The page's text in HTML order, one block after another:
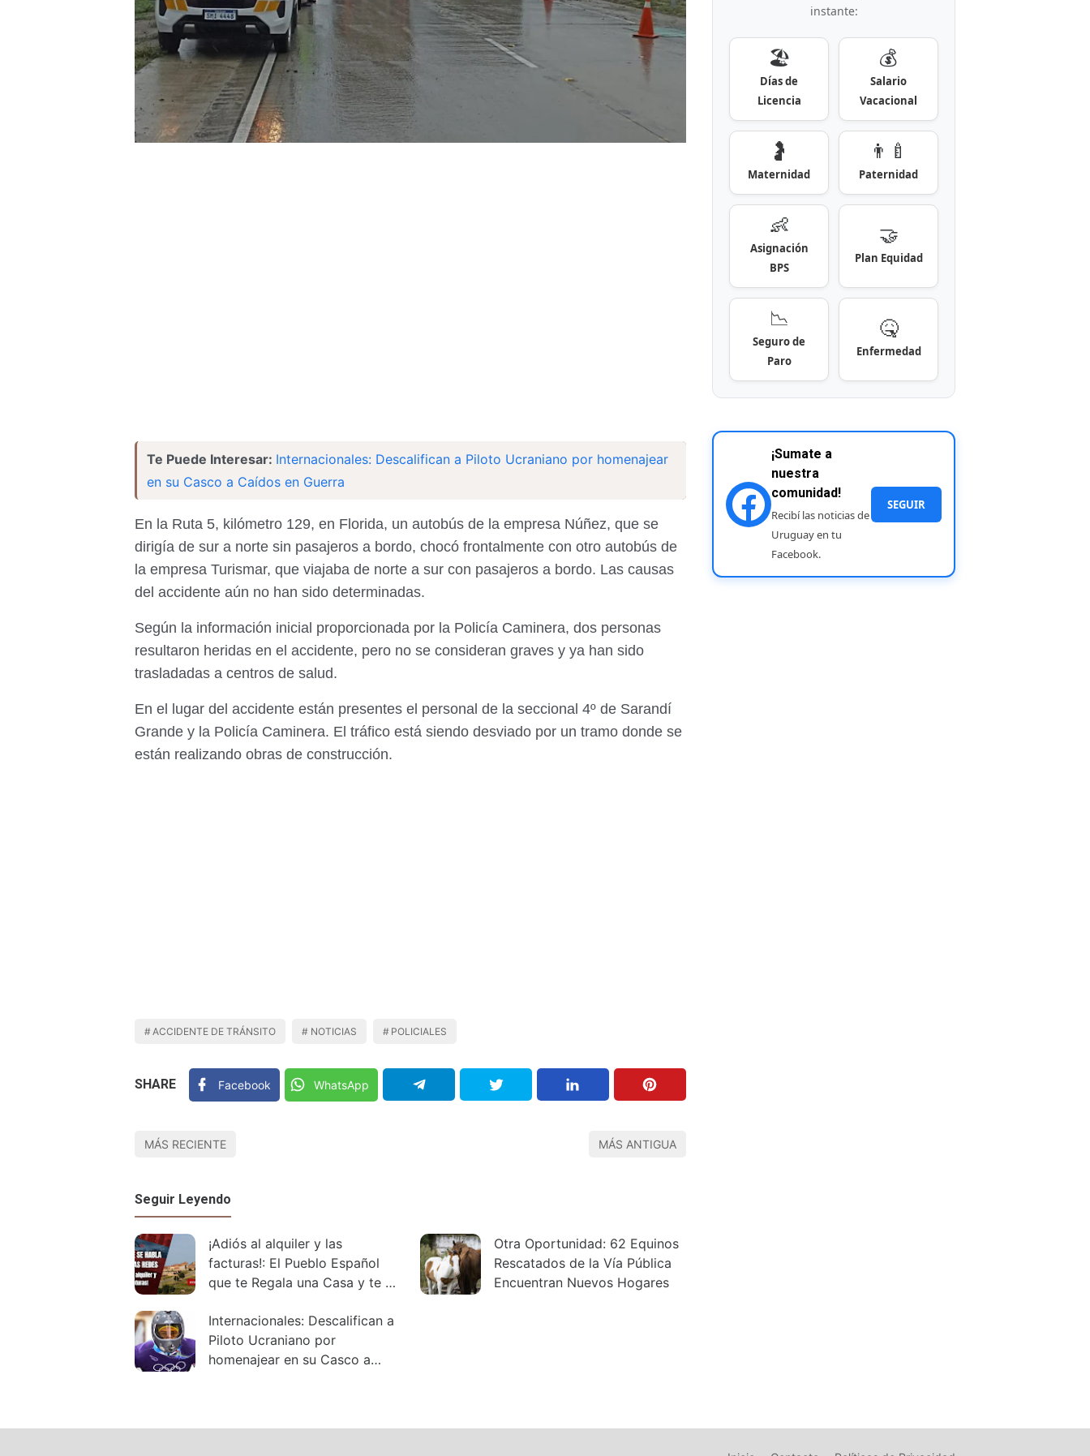
Te Puede Interesar: Internacionales: Descalifican a Piloto Ucraniano por homenajear
en su Casco a Caídos en Guerra
En la Ruta 5, kilómetro 129, en Florida, un autobús de la empresa Núñez, que se
dirigía de sur a norte sin pasajeros a bordo, chocó frontalmente con otro autobús de
la empresa Turismar, que viajaba de norte a sur con pasajeros a bordo. Las causas
del accidente aún no han sido determinadas.
Según la información inicial proporcionada por la Policía Caminera, dos personas
resultaron heridas en el accidente, pero no se consideran graves y ya han sido
trasladadas a centros de salud.
En el lugar del accidente están presentes el personal de la seccional 4º de Sarandí
Grande y la Policía Caminera. El tráfico está siendo desviado por un tramo donde se
están realizando obras de construcción.
ACCIDENTE DE TRÁNSITO NOTICIAS POLICIALES
SHARE Facebook WhatsApp
MÁS RECIENTE MÁS ANTIGUA
Seguir Leyendo
¡Adiós al alquiler y las
facturas!: El Pueblo Español
que te Regala una Casa y te da
Otra Oportunidad: 62 Equinos
Rescatados de la Vía Pública
Encuentran Nuevos Hogares
Internacionales: Descalifican a
Piloto Ucraniano por
homenajear en su Casco a
instante:
🏖️
Días de
Licencia
💰
Salario
Vacacional
🤰
Maternidad
👨‍🍼
Paternidad
👶
Asignación
BPS
🤝
Plan Equidad
📉
Seguro de
Paro
🤒
Enfermedad
¡Sumate a
nuestra
comunidad!
Recibí las noticias de
Uruguay en tu
Facebook.
SEGUIR